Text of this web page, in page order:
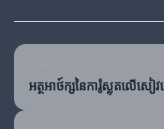
អត្ថអាថ៍ក្សនៃការ៉ូស្លុតលើសៀ